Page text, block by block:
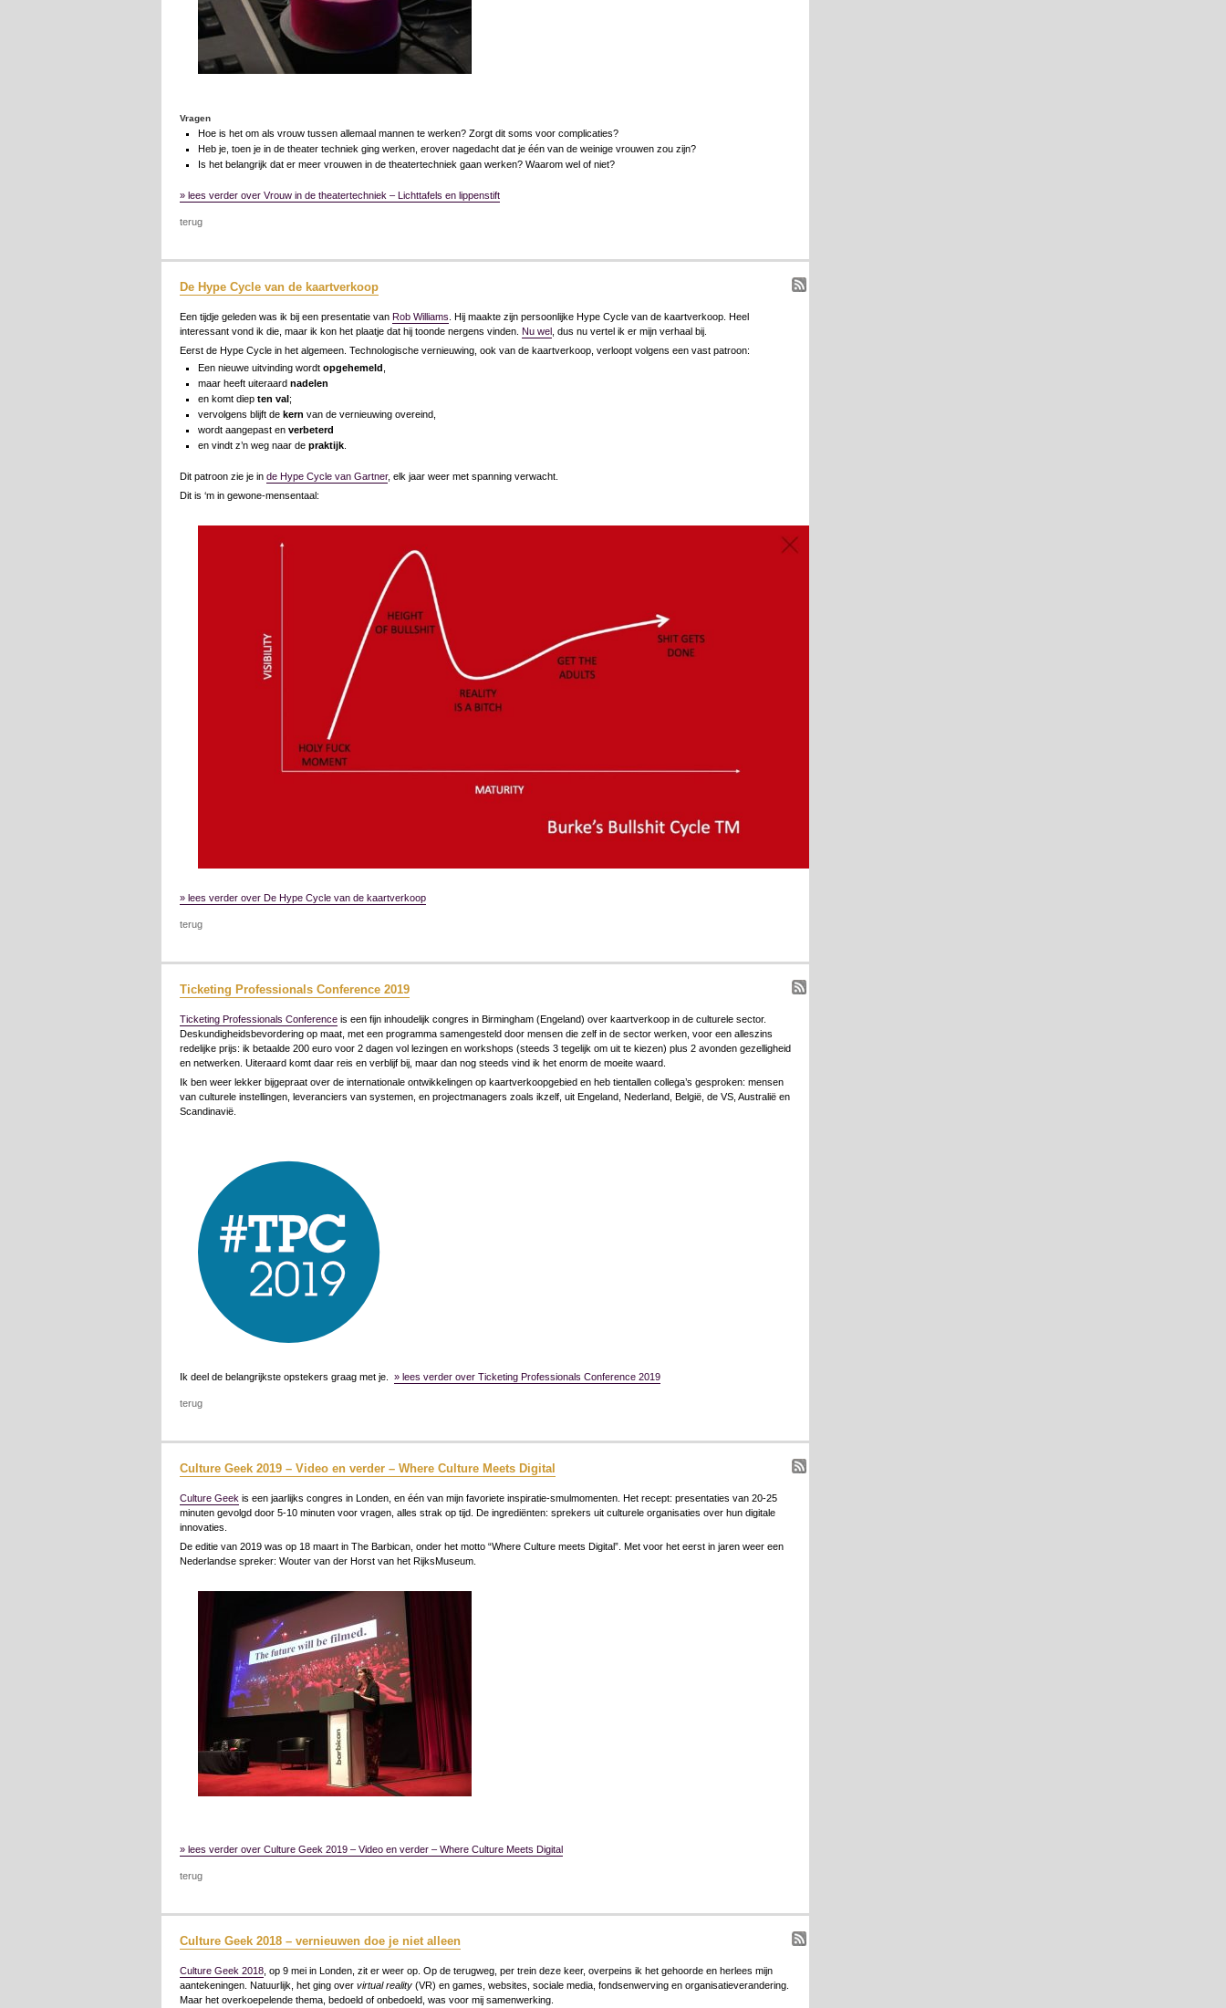
Vragen
Hoe is het om als vrouw tussen allemaal mannen te werken? Zorgt dit soms voor complicaties?
Heb je, toen je in de theater techniek ging werken, erover nagedacht dat je één van de weinige vrouwen zou zijn?
Is het belangrijk dat er meer vrouwen in de theatertechniek gaan werken? Waarom wel of niet?
» lees verder over Vrouw in de theatertechniek – Lichttafels en lippenstift
terug
De Hype Cycle van de kaartverkoop
Een tijdje geleden was ik bij een presentatie van Rob Williams . Hij maakte zijn persoonlijke Hype Cycle van de kaartverkoop. Heel
interessant vond ik die, maar ik kon het plaatje dat hij toonde nergens vinden. Nu wel , dus nu vertel ik er mijn verhaal bij.
Eerst de Hype Cycle in het algemeen. Technologische vernieuwing, ook van de kaartverkoop, verloopt volgens een vast patroon:
Een nieuwe uitvinding wordt opgehemeld
maar heeft uiteraard nadelen
en komt diep ten val;
vervolgens blijft de kern van de vernieuwing overeind,
wordt aangepast en verbeterd
en vindt z’n weg naar de praktijk
Dit patroon zie je in de Hype Cycle van Gartner, elk jaar weer met spanning verwacht.
Dit is ‘m in gewone-mensentaal:
» lees verder over De Hype Cycle van de kaartverkoop
terug
Ticketing Professionals Conference 2019
Ticketing Professionals Conference is een fijn inhoudelijk congres in Birmingham (Engeland) over kaartverkoop in de culturele sector.
Deskundigheidsbevordering op maat, met een programma samengesteld door mensen die zelf in de sector werken, voor een alleszins
redelijke prijs: ik betaalde 200 euro voor 2 dagen vol lezingen en workshops (steeds 3 tegelijk om uit te kiezen) plus 2 avonden gezelligheid
en netwerken. Uiteraard komt daar reis en verblijf bij, maar dan nog steeds vind ik het enorm de moeite waard.
Ik ben weer lekker bijgepraat over de internationale ontwikkelingen op kaartverkoopgebied en heb tientallen collega’s gesproken: mensen
van culturele instellingen, leveranciers van systemen, en projectmanagers zoals ikzelf, uit Engeland, Nederland, België, de VS, Australië en
Scandinavië.
Ik deel de belangrijkste opstekers graag met je. » lees verder over Ticketing Professionals Conference 2019
terug
Culture Geek 2019 – Video en verder – Where Culture Meets Digital
Culture Geek is een jaarlijks congres in Londen, en één van mijn favoriete inspiratie-smulmomenten. Het recept: presentaties van 20-25
minuten gevolgd door 5-10 minuten voor vragen, alles strak op tijd. De ingrediënten: sprekers uit culturele organisaties over hun digitale
innovaties.
De editie van 2019 was op 18 maart in The Barbican, onder het motto “Where Culture meets Digital”. Met voor het eerst in jaren weer een
Nederlandse spreker: Wouter van der Horst van het RijksMuseum.
» lees verder over Culture Geek 2019 – Video en verder – Where Culture Meets Digital
terug
Culture Geek 2018 – vernieuwen doe je niet alleen
Culture Geek 2018 , op 9 mei in Londen, zit er weer op. Op de terugweg, per trein deze keer, overpeins ik het gehoorde en herlees mijn
aantekeningen. Natuurlijk, het ging over virtual reality (VR) en games, websites, sociale media, fondsenwerving en organisatieverandering.
Maar het overkoepelende thema, bedoeld of onbedoeld, was voor mij samenwerking.